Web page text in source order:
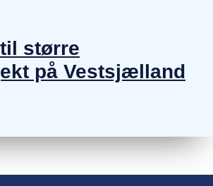
større
på Vestsjælland